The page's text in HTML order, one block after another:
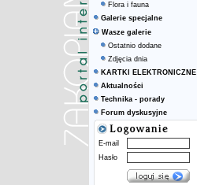
Flora i fauna
Galerie specjalne
Wasze galerie
Ostatnio dodane
Zdjęcia dnia
KARTKI ELEKTRONICZNE
Aktualności
Technika - porady
Forum dyskusyjne
E-mail
Hasło